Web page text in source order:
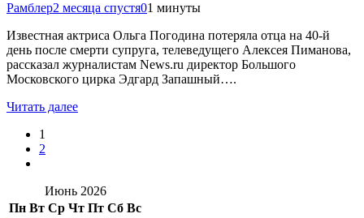
Рамблер2 месяца спустя01 минуты
Известная актриса Ольга Погодина потеряла отца на 40-й
день после смерти супруга, телеведущего Алексея Пиманова,
рассказал журналистам News.ru директор Большого
Московского цирка Эдгард Запашный….
Читать далее
1
2
Июнь 2026
Пн Вт Ср Чт Пт Сб Вс